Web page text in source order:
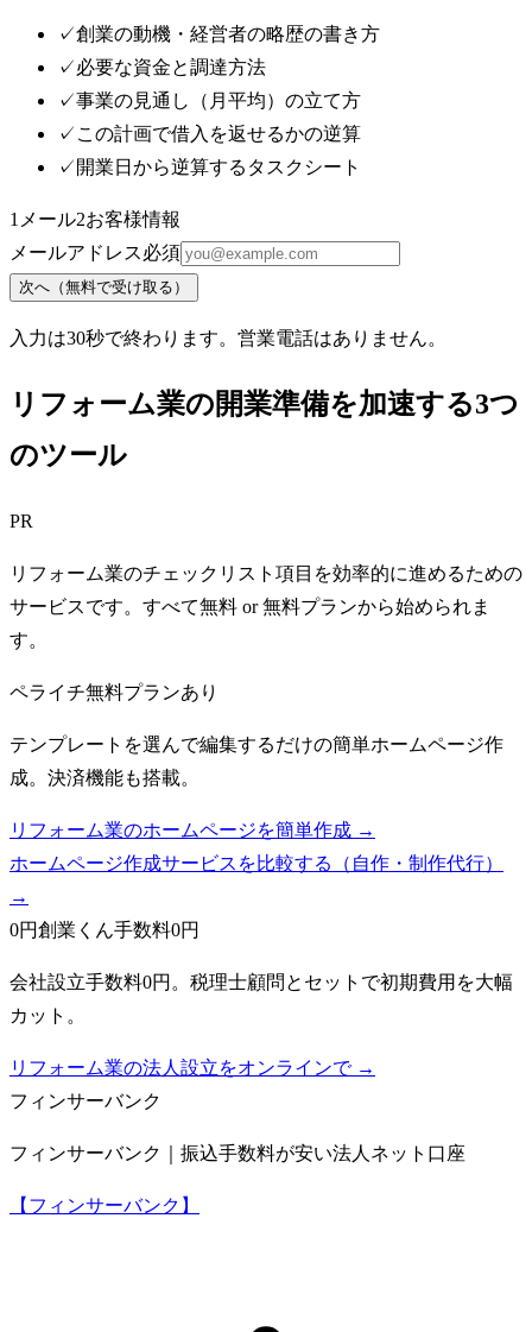
✓創業の動機・経営者の略歴の書き方
✓必要な資金と調達方法
✓事業の見通し（月平均）の立て方
✓ この計画で借入を返せるかの逆算
✓ 開業日から逆算するタスクシート
1 メール2お客様情報
メールアドレス必須
次へ（無料で受け取る）
入力は30秒で終わります。営業電話はありません。
リフォーム業の開業準備を加速する3つ
のツール
PR
リフォーム業のチェックリスト項目を効率的に進めるための
サービスです。すべて無料 or 無料プランから始められま
す。
ペライチ無料プランあり
テンプレートを選んで編集するだけの簡単ホームページ作
成。決済機能も搭載。
リフォーム業のホームページを簡単作成 →
ホームページ作成サービスを比較する（自作・制作代行）
→
0円創業くん手数料0円
会社設立手数料0円。税理士顧問とセットで初期費用を大幅
カット。
リフォーム業の法人設立をオンラインで →
フィンサーバンク
フィンサーバンク｜振込手数料が安い法人ネット口座
【フィンサーバンク】